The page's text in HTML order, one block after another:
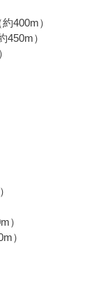
400m）
450m）
）
）